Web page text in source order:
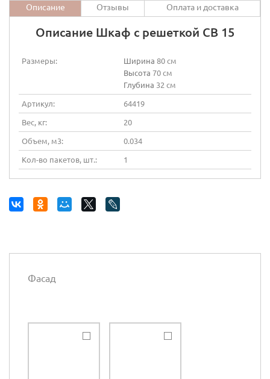
Описание Отзывы Оплата и доставка
Описание Шкаф с решеткой СВ 15
Размеры: Ширина 80 см
Высота 70 см
Глубина 32 см
Артикул:
64419
Вес, кг:
20
Объем, м3:
0.034
Кол-во пакетов, шт.:
1
Фасад